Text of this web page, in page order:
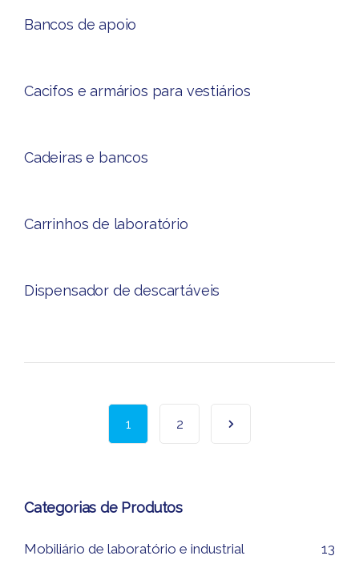
Bancos de apoio​
Cacifos e armários para vestiário​s
Cadeiras e bancos
Carrinhos de laboratório​
Dispensador de descartáveis​
1 2
Categorias de Produtos
Mobiliário de laboratório e industrial 13